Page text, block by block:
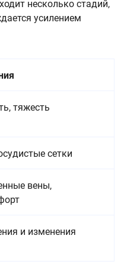
несколько стадий,
усилением
тяжесть
сетки
вены,
и изменения